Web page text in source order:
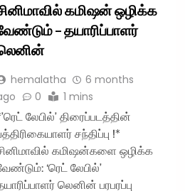
கமிஷன் ஒழிக்க
– தயாரிப்பாளர்
hemalatha
6 months
0 1 mins
லேபில்’ திரைப்படத்தின்
சந்திப்பு !*
கமிஷன்களை ஒழிக்க
‘ரெட் லேபில்’
லெனின் பரபரப்பு